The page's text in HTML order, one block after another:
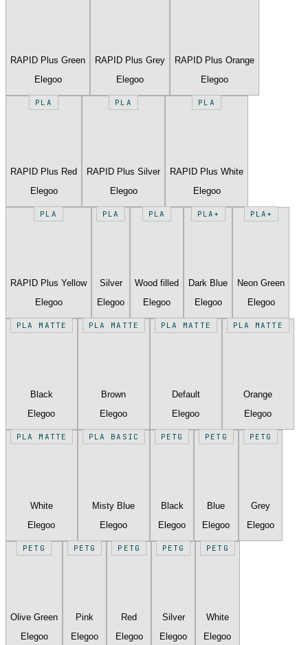
RAPID Plus Green
Elegoo
RAPID Plus Grey
Elegoo
RAPID Plus Orange
Elegoo
PLA
RAPID Plus Red
Elegoo
PLA
RAPID Plus Silver
Elegoo
PLA
RAPID Plus White
Elegoo
PLA
RAPID Plus Yellow
Elegoo
PLA
Silver
Elegoo
PLA
Wood filled
Elegoo
PLA+
Dark Blue
Elegoo
PLA+
Neon Green
Elegoo
PLA MATTE
Black
Elegoo
PLA MATTE
Brown
Elegoo
PLA MATTE
Default
Elegoo
PLA MATTE
Orange
Elegoo
PLA MATTE
White
Elegoo
PLA BASIC
Misty Blue
Elegoo
PETG
Black
Elegoo
PETG
Blue
Elegoo
PETG
Grey
Elegoo
PETG
Olive Green
Elegoo
PETG
Pink
Elegoo
PETG
Red
Elegoo
PETG
Silver
Elegoo
PETG
White
Elegoo